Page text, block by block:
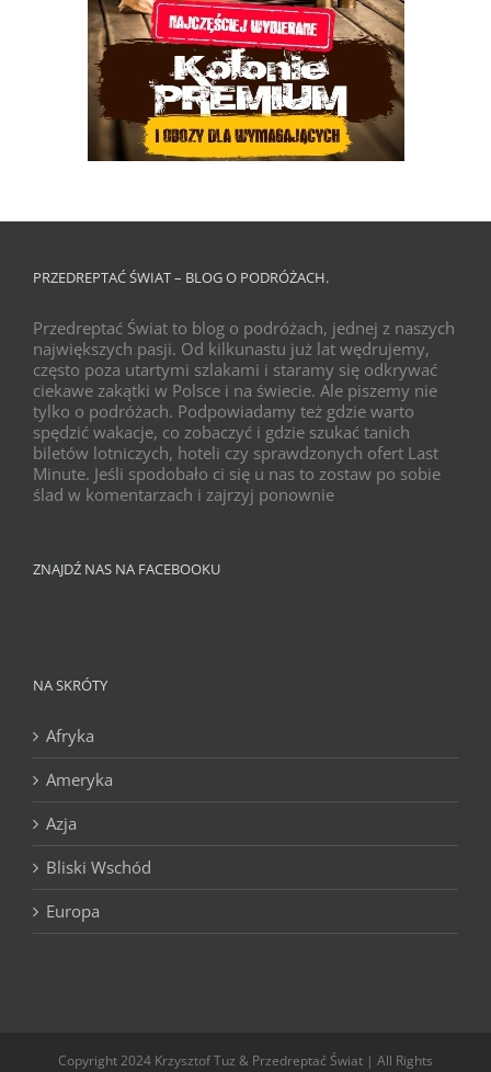
PRZEDREPTAĆ ŚWIAT – BLOG O PODRÓŻACH.
Przedreptać Świat to blog o podróżach, jednej z naszych
największych pasji. Od kilkunastu już lat wędrujemy,
często poza utartymi szlakami i staramy się odkrywać
ciekawe zakątki w Polsce i na świecie. Ale piszemy nie
tylko o podróżach. Podpowiadamy też gdzie warto
spędzić wakacje, co zobaczyć i gdzie szukać tanich
biletów lotniczych, hoteli czy sprawdzonych ofert Last
Minute. Jeśli spodobało ci się u nas to zostaw po sobie
ślad w komentarzach i zajrzyj ponownie
ZNAJDŹ NAS NA FACEBOOKU
NA SKRÓTY
Afryka
Ameryka
Azja
Bliski Wschód
Europa
Copyright 2024 Krzysztof Tuz & Przedreptać Świat | All Rights